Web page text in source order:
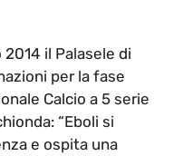
2014 il Palasele di
per la fase
Calcio a 5 serie
“Eboli si
e ospita una